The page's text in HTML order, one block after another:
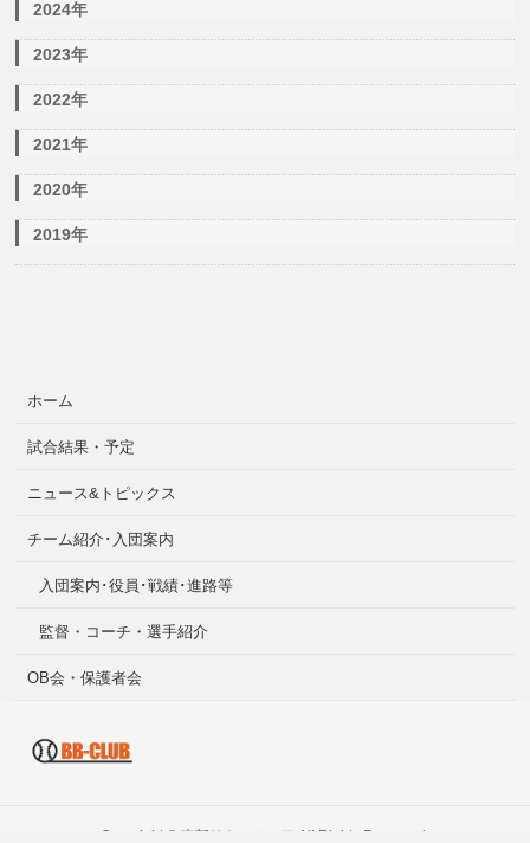
2024年
2023年
2022年
2021年
2020年
2019年
ホーム
試合結果・予定
ニュース&トピックス
チーム紹介･入団案内
入団案内･役員･戦績･進路等
監督・コーチ・選手紹介
OB会・保護者会
Copyright © 南部リトルシニア All Rights Reserved.